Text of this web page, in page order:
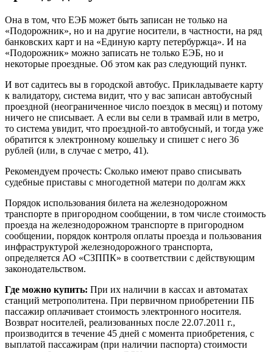
Она в том, что ЕЭБ может быть записан не только на
«Подорожник», но и на другие носители, в частности, на ряд
банковских карт и на «Единую карту петербуржца». И на
«Подорожник» можно записать не только ЕЭБ, но и
некоторые проездные. Об этом как раз следующий пункт.
И вот садитесь вы в городской автобус. Прикладываете карту
к валидатору, система видит, что у вас записан автобусный
проездной (неограниченное число поездок в месяц) и потому
ничего не списывает. А если вы сели в трамвай или в метро,
то система увидит, что проездной-то автобусный, и тогда уже
обратится к электронному кошельку и спишет с него 36
рублей (или, в случае с метро, 41).
Рекомендуем прочесть: Сколько имеют право списывать
судебные приставы с многодетной матери по долгам жкх
Порядок использования билета на железнодорожном
транспорте в пригородном сообщении, в том числе стоимость
проезда на железнодорожном транспорте в пригородном
сообщении, порядок контроля оплаты проезда и пользования
инфраструктурой железнодорожного транспорта,
определяется АО «СЗППК» в соответствии с действующим
законодательством.
Где можно купить: При их наличии в кассах и автоматах
станций метрополитена. При первичном приобретении ПБ
пассажир оплачивает стоимость электронного носителя.
Возврат носителей, реализованных после 22.07.2011 г.,
производится в течение 45 дней с момента приобретения, с
выплатой пассажирам (при наличии паспорта) стоимости